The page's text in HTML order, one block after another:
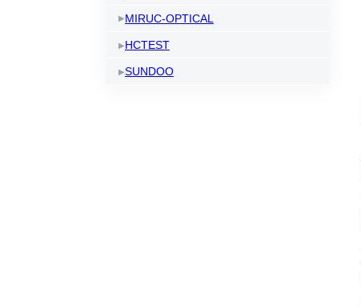
MIRUC-OPTICAL
HCTEST
SUNDOO